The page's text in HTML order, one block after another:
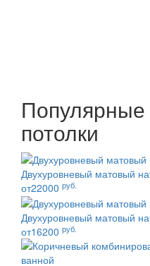
потолки
Двухуровневый матовый
от22000 руб.
Двухуровневый матовый
от16200 руб.